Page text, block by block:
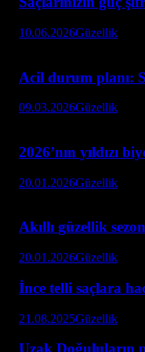
10.06.2026Güzellik
Acil durum planı:
09.03.2026Güzellik
2026’nın yıldızı
20.01.2026Güzellik
Akıllı güzellik
20.01.2026Güzellik
İnce telli saçlara
21.08.2025Güzellik